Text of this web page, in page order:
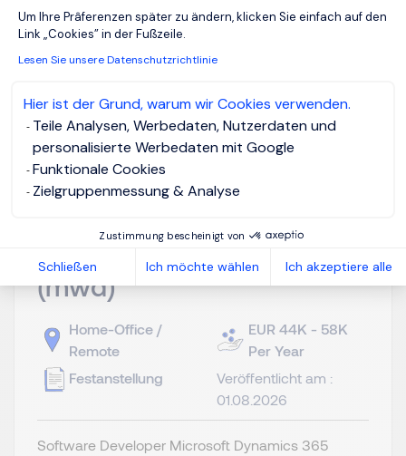
Um Ihre Prâferenzen später zu ändern, klicken Sie einfach auf den
Link „Cookies” in der Fußzeile.
Lesen Sie unsere Datenschutzrichtlinie
Hier ist der Grund, warum wir Cookies verwenden.
Teile Analysen, Werbedaten, Nutzerdaten und
personalisierte Werbedaten mit Google
Funktionale Cookies
Zielgruppenmessung & Analyse
Zustimmung bescheinigt von
Schließen Ich möchte wählen Ich akzeptiere alle
Axeptio consent
Software Developer -
Microsoft 365
Business Central
(mwd)
Home-Office /
Remote
Festanstellung
EUR 44K - 58K
Per Year
Veröffentlicht am :
01.08.2026
Software Developer Microsoft Dynamics 365